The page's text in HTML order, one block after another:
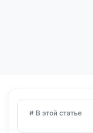
# В этой статье